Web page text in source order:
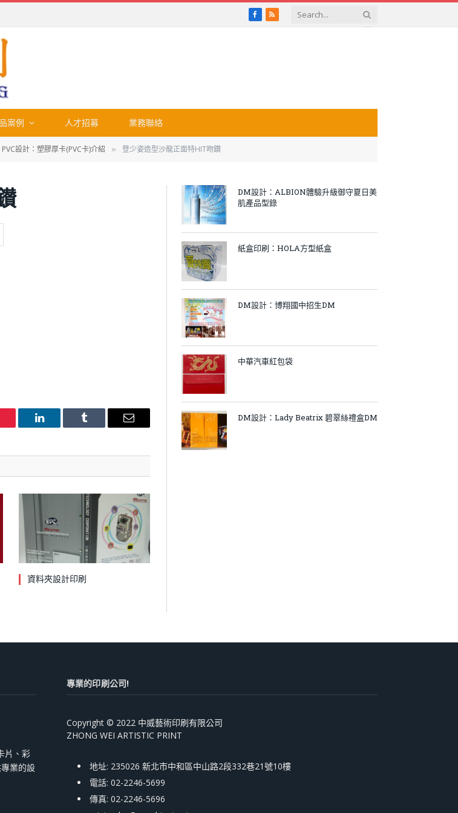
Facebook
RSS
案例 人才招募 業務聯絡
PVC設計：塑膠厚卡(PVC卡)介紹 » 登少姿造型沙龍正面特HIT吻鑚
LinkedIn Tumblr Email
資料夾設計印刷
DM設計：ALBION體驗升級御守夏日美
肌產品型錄
紙盒印刷：HOLA方型紙盒
DM設計：博翔國中招生DM
中華汽車紅包袋
DM設計：Lady Beatrix 碧翠絲禮盒DM
片、彩
業的設
專業的印刷公司!
Copyright © 2022 中威藝術印刷有限公司
ZHONG WEI ARTISTIC PRINT
地址: 235026 新北市中和區中山路2段332巷21號10樓
電話: 02-2246-5699
傳真: 02-2246-5696